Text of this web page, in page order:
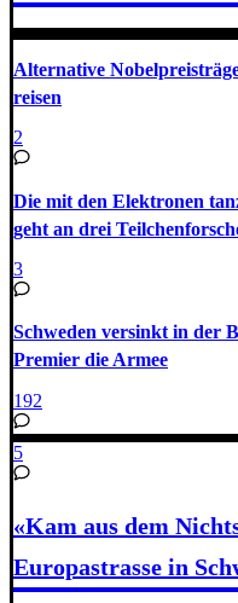
Alternative
reisen
2
Die mit den Elektronen
geht an drei
3
Schweden versinkt in der
Premier die Armee
192
5
«Kam aus dem
Europastrasse in